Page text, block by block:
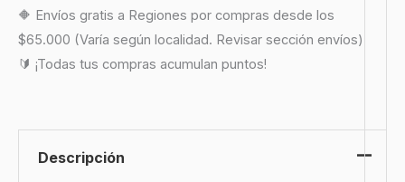
🔶 Envíos gratis a Regiones por compras desde los
$65.000 (Varía según localidad. Revisar sección envíos)
🔰 ¡Todas tus compras acumulan puntos!
Descripción